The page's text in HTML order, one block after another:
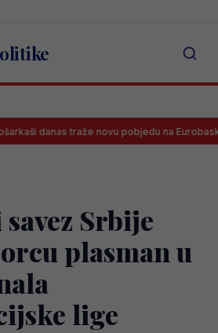
traže novu pobjedu na Eurobasketu,
Srbije
plasman u
lige